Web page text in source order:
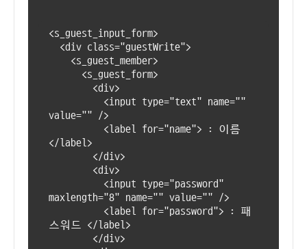
<s_guest_input_form>
<div class="guestWrite">
<s_guest_member>
<s_guest_form>
<div>
<input type="text" name=""
value="" />
<label for="name"> : 이름
</label>
</div>
<div>
<input type="password"
maxlength="8" name="" value="" />
<label for="password"> : 패
스워드 </label>
</div>